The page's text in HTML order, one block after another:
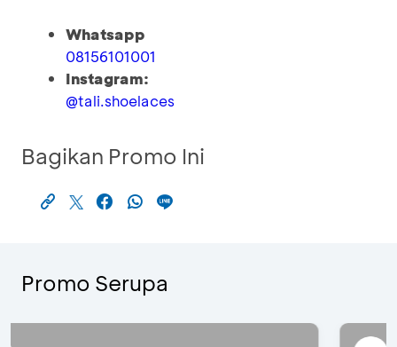
Whatsapp
08156101001
Instagram:
@tali.shoelaces
Bagikan Promo Ini
Promo Serupa